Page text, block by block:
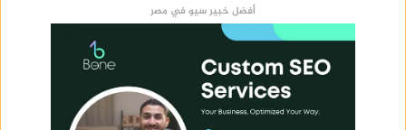
أفضل خبير سيو في مصر